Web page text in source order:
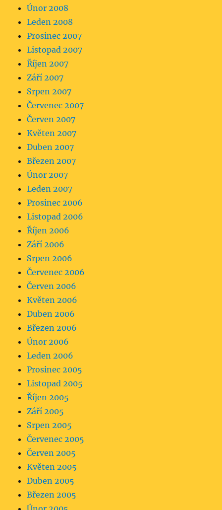
Únor 2008
Leden 2008
Prosinec 2007
Listopad 2007
Říjen 2007
Září 2007
Srpen 2007
Červenec 2007
Červen 2007
Květen 2007
Duben 2007
Březen 2007
Únor 2007
Leden 2007
Prosinec 2006
Listopad 2006
Říjen 2006
Září 2006
Srpen 2006
Červenec 2006
Červen 2006
Květen 2006
Duben 2006
Březen 2006
Únor 2006
Leden 2006
Prosinec 2005
Listopad 2005
Říjen 2005
Září 2005
Srpen 2005
Červenec 2005
Červen 2005
Květen 2005
Duben 2005
Březen 2005